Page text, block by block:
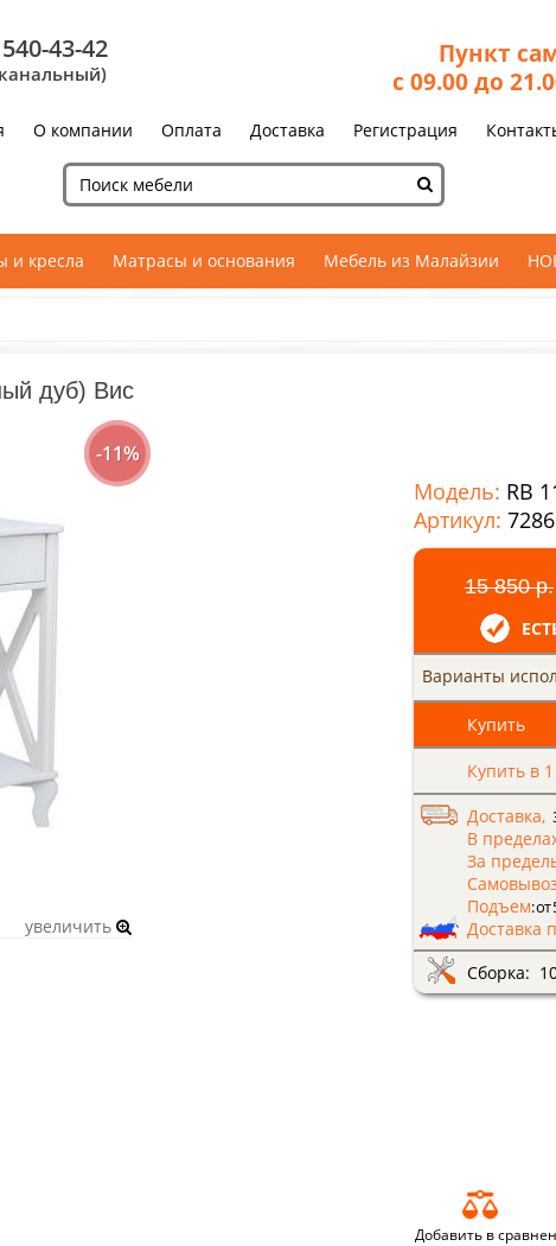
43-42
Пункт
с 09.00 до
О компании Оплата Доставка Регистрация
и кресла Матрасы и основания Мебель из Малайзии
дуб) Вис
-11%
увеличить
Модель: RB
Артикул: 7286
15 850 р.
Варианты
Купить в
Доставка,
В
За
Самовывоз
Подъем: от
Доставка
Сборка:
Добавить в